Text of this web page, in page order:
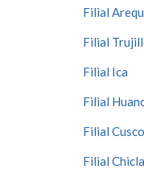
Filial
Filial
Filial Ica
Filial
Filial Cusco
Filial